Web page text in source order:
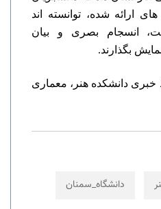
اراﺋﻪ ﺷﺪه، ﺗﻮاﻧﺴﺘﻪ اﻧﺪ
اﻧﺴﺠﺎم ﺑﺼﺮی و ﺑﯿﺎن
بگذارﻧﺪ.
خبری دانشکده هنر، معماری
دانشگاه_سمنان